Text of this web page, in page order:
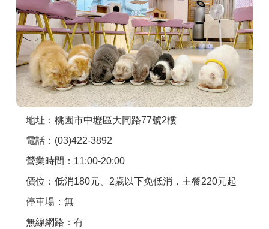
聯絡我們
APP下載
地址：桃園市中壢區大同路77號2樓
電話：(03)422-3892
營業時間：11:00-20:00
價位：低消180元、2歲以下免低消，主餐220元起
停車場：無
無線網路：有